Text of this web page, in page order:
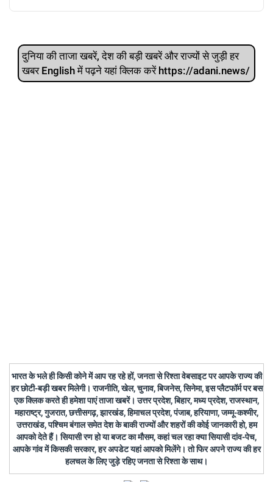
दुनिया की ताजा खबरें, देश की बड़ी खबरें और राज्‍यों से जुड़ी हर
खबर English में पढ़ने यहां क्लिक करें https://adani.news/
भारत के भले ही किसी कोने में आप रह रहे हों, जनता से रिश्ता वेबसाइट पर आपके राज्य की
हर छोटी-बड़ी खबर मिलेगी। राजनीति, खेल, चुनाव, बिजनेस, सिनेमा, इस प्लैटफॉर्म पर बस
एक क्लिक करते ही हमेशा पाएं ताजा खबरें। उत्तर प्रदेश, बिहार, मध्य प्रदेश, राजस्थान,
महाराष्ट्र, गुजरात, छत्तीसगढ़, झारखंड, हिमाचल प्रदेश, पंजाब, हरियाणा, जम्मू-कश्मीर,
उत्तराखंड, पश्चिम बंगाल समेत देश के बाकी राज्यों और शहरों की कोई जानकारी हो, हम
आपको देते हैं। सियासी रण हो या बजट का मौसम, कहां चल रहा क्या सियासी दांव-पेच,
आपके गांव में किसकी सरकार, हर अपडेट यहां आपको मिलेंगे। तो फिर अपने राज्य की हर
हलचल के लिए जुड़े रहिए जनता से रिश्ता के साथ।